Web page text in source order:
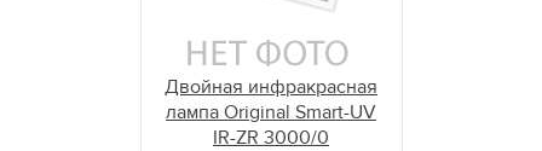
Двойная инфракрасная
лампа Original Smart-UV
IR-ZR 3000/0